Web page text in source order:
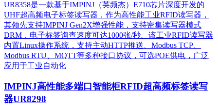
UR8358是一款基于IMPINJ（英频杰）E710芯片深度开发的
UHF超高频电子标签读写器，作为高性能工业RFID读写器，
其领先支持IMPINJ Gen2X增强性能，支持密集读写器模式
DRM，电子标签询查速度可达1000张/秒。该工业RFID读写器
内置Linux操作系统，支持主动HTTP推送、Modbus TCP、
Modbus RTU、MQTT等多种接口协议，可选POE供电，广泛
应用于工业自动化
IMPINJ高性能多端口智能柜RFID超高频标签读写
器UR8298